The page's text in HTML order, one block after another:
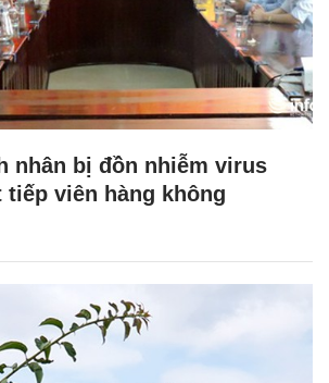
nhân bị đồn nhiễm virus
tiếp viên hàng không